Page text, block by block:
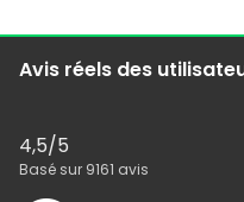
Avis réels des
4,5/5
Basé sur 9161 avis